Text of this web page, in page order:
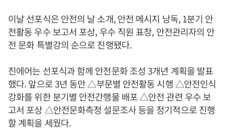
이날 선포식은 안전의 날 소개, 안전 메시지 낭독, 1분기 안
전활동 우수 보고서 포상, 우수 직원 표창, 안전관리자의 안
전 문화 특별강의 순으로 진행됐다.
진에어는 선포식과 함께 안전문화 조성 3개년 계획을 발표
했다. 앞으로 3년 동안 △부문별 안전활동 시행 △안전인식
강화를 위한 분기별 안전간행물 배포 △안전 관련 우수 보
고서 포상 △안전문화측정 설문조사 등을 정기적으로 진행
할 계획을 세웠다.